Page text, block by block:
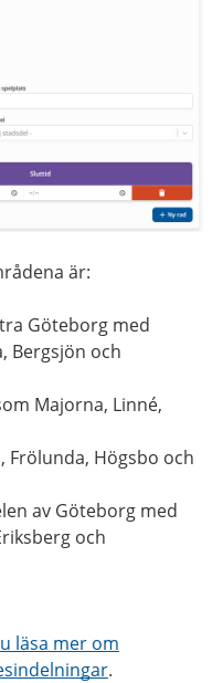
är:
Göteborg med
Bergsjön och
Majorna, Linné,
Frölunda, Högsbo och
av Göteborg med
och
läsa mer om
.